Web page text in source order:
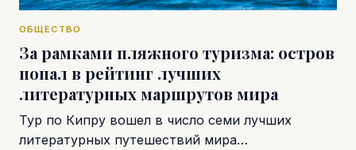
ОБЩЕСТВО
За рамками пляжного туризма: остров
попал в рейтинг лучших
литературных маршрутов мира
Тур по Кипру вошел в число семи лучших
литературных путешествий мира…